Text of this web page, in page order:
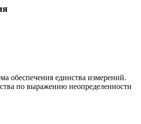
обеспечения единства измерений.
по выражению неопределенности